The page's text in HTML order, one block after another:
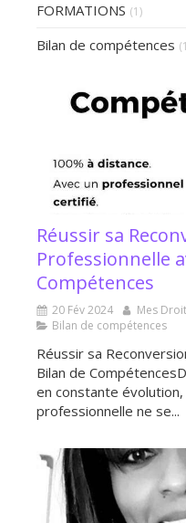
FORMATIONS (1)
Bilan de compétences
Réussir sa
Professionnelle
Compétences
20 Fév 2024
Mes
Bilan de compétences
Réussir sa
Bilan de
en constante
professionnelle ne se...